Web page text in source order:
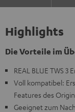
Highlights
Die Vorteile im
REAL BLUE TWS
Voll kompatibel:
Features des
Geeignet zum